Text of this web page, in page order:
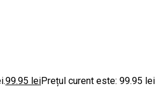
99.95 leiPrețul curent este: 99.95